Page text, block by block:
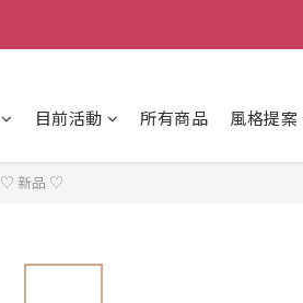
目前活動 所有商品 風格提案
♡ 新品 ♡